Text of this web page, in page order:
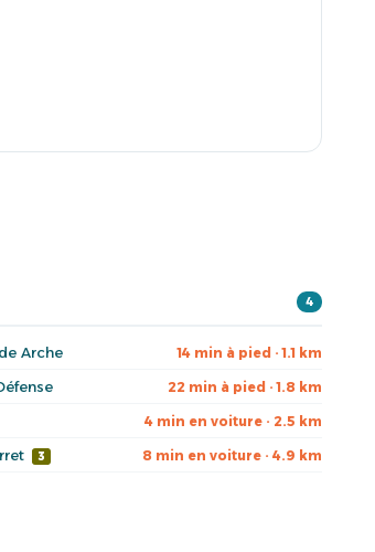
4
Arche 14 min à pied · 1.1 km
22 min à pied · 1.8 km
4 min en voiture · 2.5 km
3 8 min en voiture · 4.9 km